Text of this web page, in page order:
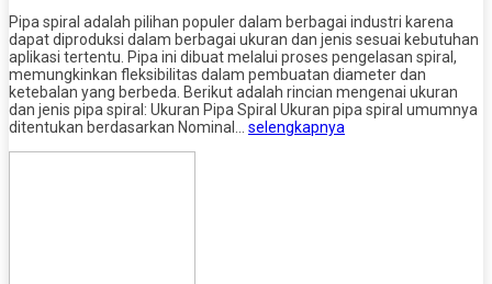
Pipa spiral adalah pilihan populer dalam berbagai industri karena
dapat diproduksi dalam berbagai ukuran dan jenis sesuai kebutuhan
aplikasi tertentu. Pipa ini dibuat melalui proses pengelasan spiral,
memungkinkan fleksibilitas dalam pembuatan diameter dan
ketebalan yang berbeda. Berikut adalah rincian mengenai ukuran
dan jenis pipa spiral: Ukuran Pipa Spiral Ukuran pipa spiral umumnya
ditentukan berdasarkan Nominal… selengkapnya